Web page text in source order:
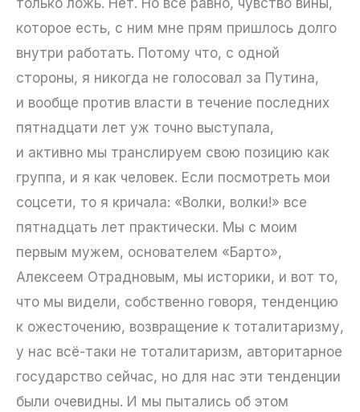
которое есть, с ним мне прям пришлось долго
внутри работать. Потому что, с одной
стороны, я никогда не голосовал за Путина,
и вообще против власти в течение последних
пятнадцати лет уж точно выступала,
и активно мы транслируем свою позицию как
группа, и я как человек. Если посмотреть мои
соцсети, то я кричала: «Волки, волки!» все
пятнадцать лет практически. Мы с моим
первым мужем, основателем «Барто»,
Алексеем Отрадновым, мы историки, и вот то,
что мы видели, собственно говоря, тенденцию
к ожесточению, возвращение к тоталитаризму,
у нас всё-таки не тоталитаризм, авторитарное
государство сейчас, но для нас эти тенденции
были очевидны. И мы пытались об этом